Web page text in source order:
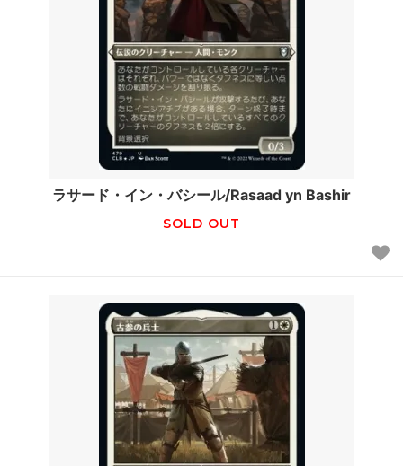
ラサード・イン・バシール/Rasaad yn Bashir
SOLD OUT